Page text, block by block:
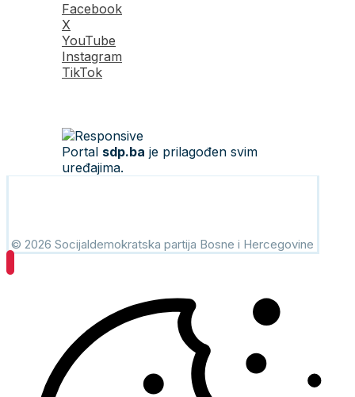
Facebook
X
YouTube
Instagram
TikTok
Portal sdp.ba je prilagođen svim
uređajima.
© 2026 Socijaldemokratska partija Bosne i Hercegovine